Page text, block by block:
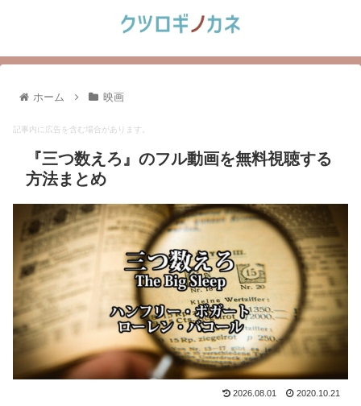
ホーム 映画
記事内に広告を含む場合があります。
『三つ数えろ』のフル動画を無料視聴する
方法まとめ
2026.08.01 2020.10.21